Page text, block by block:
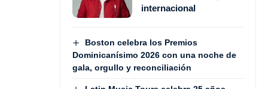
internacional
Boston celebra los Premios
Dominicanísimo 2026 con una noche de
gala, orgullo y reconciliación